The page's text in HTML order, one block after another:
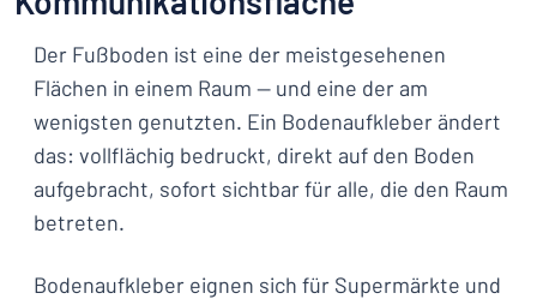
Der Fußboden ist eine der meistgesehenen
Flächen in einem Raum — und eine der am
wenigsten genutzten. Ein Bodenaufkleber ändert
das: vollflächig bedruckt, direkt auf den Boden
aufgebracht, sofort sichtbar für alle, die den Raum
betreten.
Bodenaufkleber eignen sich für Supermärkte und